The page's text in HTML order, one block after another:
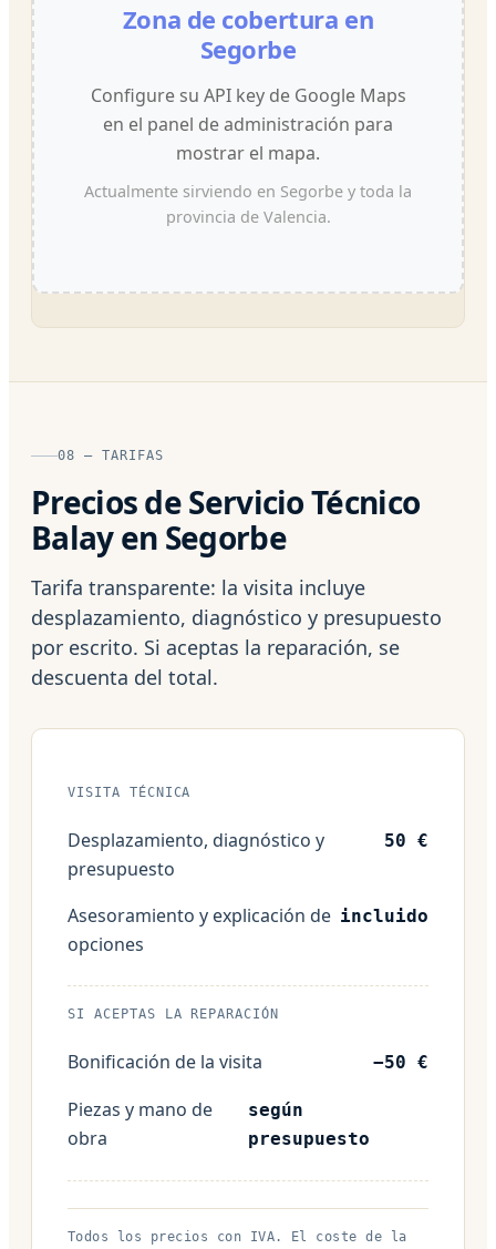
Zona de cobertura en
Segorbe
Configure su API key de Google Maps
en el panel de administración para
mostrar el mapa.
Actualmente sirviendo en Segorbe y toda la
provincia de Valencia.
08 — TARIFAS
Precios de Servicio Técnico
Balay en Segorbe
Tarifa transparente: la visita incluye
desplazamiento, diagnóstico y presupuesto
por escrito. Si aceptas la reparación, se
descuenta del total.
VISITA TÉCNICA
Desplazamiento, diagnóstico y
presupuesto
50 €
Asesoramiento y explicación de
opciones
incluido
SI ACEPTAS LA REPARACIÓN
Bonificación de la visita −50 €
Piezas y mano de
obra
según
presupuesto
Todos los precios con IVA. El coste de la